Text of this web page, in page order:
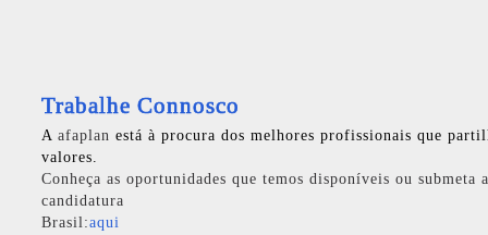
Trabalhe Connosco
A afaplan está à procura dos melhores profissionais que
valores.
Conheça as oportunidades que temos disponíveis ou submeta
candidatura
Brasil:aqui